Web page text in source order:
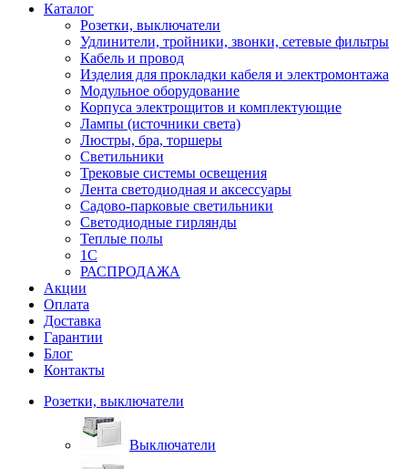
Каталог
Розетки, выключатели
Удлинители, тройники, звонки, сетевые фильтры
Кабель и провод
Изделия для прокладки кабеля и электромонтажа
Модульное оборудование
Корпуса электрощитов и комплектующие
Лампы (источники света)
Люстры, бра, торшеры
Светильники
Трековые системы освещения
Лента светодиодная и аксессуары
Садово-парковые светильники
Светодиодные гирлянды
Теплые полы
1С
РАСПРОДАЖА
Акции
Оплата
Доставка
Гарантии
Блог
Контакты
Розетки, выключатели
Выключатели